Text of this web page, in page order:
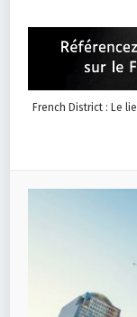
French District : Le